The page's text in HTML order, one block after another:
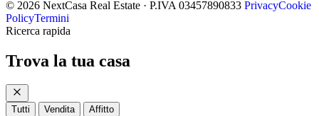
© 2026 NextCasa Real Estate · P.IVA 03457890833 PrivacyCookie
PolicyTermini
Ricerca rapida
Trova la tua casa
Tutti Vendita Affitto